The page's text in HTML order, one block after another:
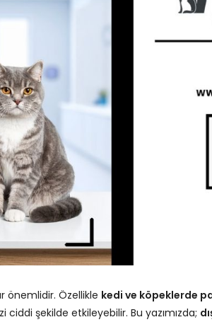
önemlidir. Özellikle kedi ve köpeklerde
şekilde etkileyebilir. Bu yazımızda;